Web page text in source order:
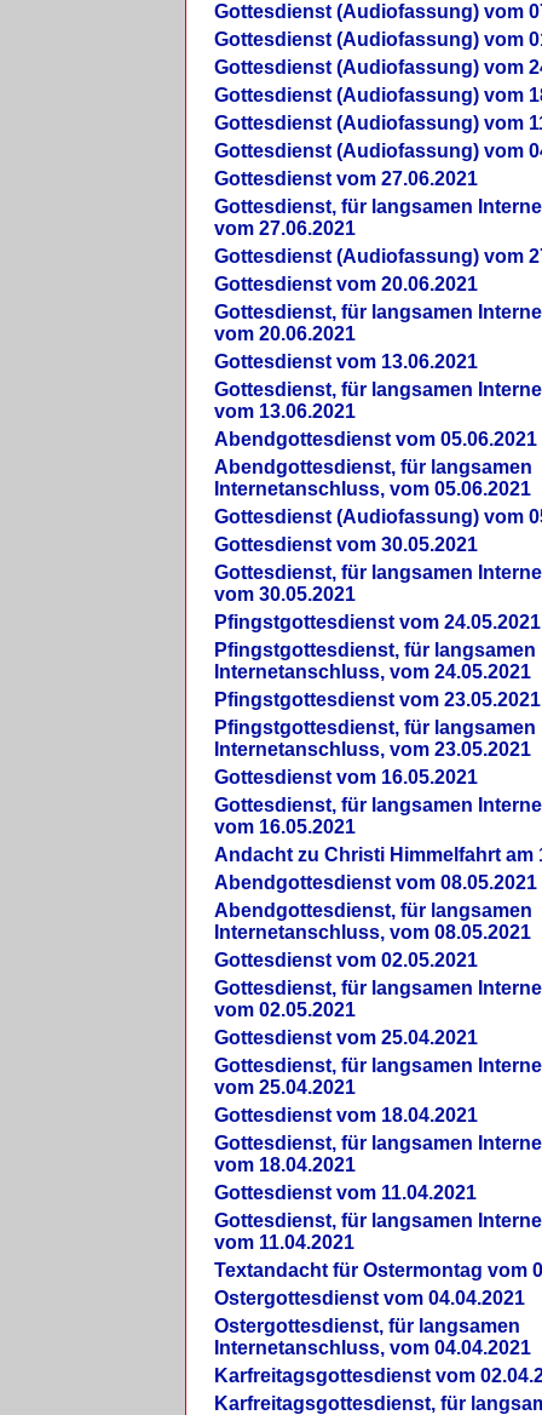
Gottesdienst (Audiofassung) vom
Gottesdienst (Audiofassung) vom
Gottesdienst (Audiofassung) vom
Gottesdienst (Audiofassung) vom
Gottesdienst (Audiofassung) vom
Gottesdienst (Audiofassung) vom
Gottesdienst vom 27.06.2021
Gottesdienst, für langsamen
vom 27.06.2021
Gottesdienst (Audiofassung) vom
Gottesdienst vom 20.06.2021
Gottesdienst, für langsamen
vom 20.06.2021
Gottesdienst vom 13.06.2021
Gottesdienst, für langsamen
vom 13.06.2021
Abendgottesdienst vom 05.06.2021
Abendgottesdienst, für langsamen
Internetanschluss, vom 05.06.2021
Gottesdienst (Audiofassung) vom
Gottesdienst vom 30.05.2021
Gottesdienst, für langsamen
vom 30.05.2021
Pfingstgottesdienst vom 24.05.2021
Pfingstgottesdienst, für langsamen
Internetanschluss, vom 24.05.2021
Pfingstgottesdienst vom 23.05.2021
Pfingstgottesdienst, für langsamen
Internetanschluss, vom 23.05.2021
Gottesdienst vom 16.05.2021
Gottesdienst, für langsamen
vom 16.05.2021
Andacht zu Christi Himmelfahrt am
Abendgottesdienst vom 08.05.2021
Abendgottesdienst, für langsamen
Internetanschluss, vom 08.05.2021
Gottesdienst vom 02.05.2021
Gottesdienst, für langsamen
vom 02.05.2021
Gottesdienst vom 25.04.2021
Gottesdienst, für langsamen
vom 25.04.2021
Gottesdienst vom 18.04.2021
Gottesdienst, für langsamen
vom 18.04.2021
Gottesdienst vom 11.04.2021
Gottesdienst, für langsamen
vom 11.04.2021
Textandacht für Ostermontag vom
Ostergottesdienst vom 04.04.2021
Ostergottesdienst, für langsamen
Internetanschluss, vom 04.04.2021
Karfreitagsgottesdienst vom
Karfreitagsgottesdienst, für